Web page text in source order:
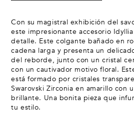
Con su magistral exhibición del
este impresionante accesorio
detalle. Este colgante bañado en
cadena larga y presenta un
del reborde, junto con un cristal
con un cautivador motivo floral.
está formado por cristales
Swarovski Zirconia en amarillo con
brillante. Una bonita pieza que
tu estilo.